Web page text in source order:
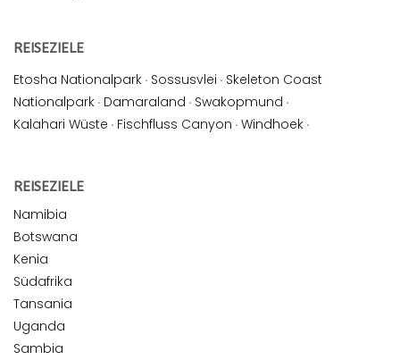
REISEZIELE
Etosha Nationalpark · Sossusvlei · Skeleton Coast
Nationalpark · Damaraland · Swakopmund ·
Kalahari Wüste · Fischfluss Canyon · Windhoek ·
REISEZIELE
Namibia
Botswana
Kenia
Südafrika
Tansania
Uganda
Sambia